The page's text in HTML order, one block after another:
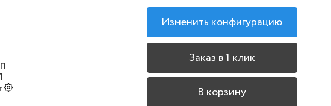
Изменить конфигурацию
Заказ в 1 клик
В корзину